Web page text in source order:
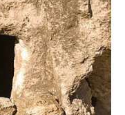
od osobe koju
javljanje,
emocije.
Neko će upravo